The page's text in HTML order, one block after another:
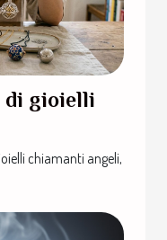
di gioielli
chiamanti angeli,